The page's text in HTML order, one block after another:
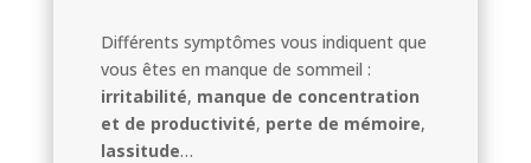
Différents symptômes vous indiquent que
vous êtes en manque de sommeil :
irritabilité, manque de concentration
et de productivité, perte de mémoire,
lassitude…